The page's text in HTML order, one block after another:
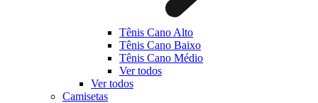
Tênis Cano Alto
Tênis Cano Baixo
Tênis Cano Médio
Ver todos
Ver todos
Camisetas